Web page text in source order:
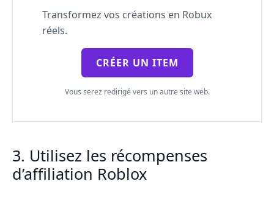
Transformez vos créations en Robux
réels.
CRÉER UN ITEM
Vous serez redirigé vers un autre site web.
3. Utilisez les récompenses
d’affiliation Roblox